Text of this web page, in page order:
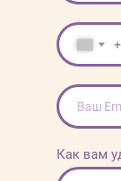
Как вам